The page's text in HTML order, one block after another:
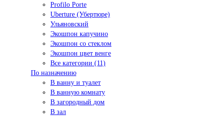
Profilo Porte
Uberture (Убертюре)
Ульяновский
Экошпон капучино
Экошпон со стеклом
Экошпон цвет венге
Все категории (11)
По назначению
В ванну и туалет
В ванную комнату
В загородный дом
В зал